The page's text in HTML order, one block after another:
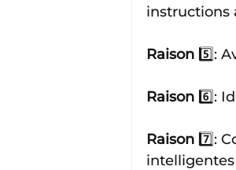
instructions
Raison 5️⃣:
Raison 6️⃣:
Raison 7️⃣: